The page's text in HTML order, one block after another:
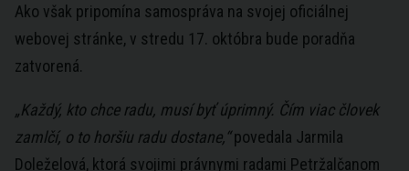
Ako však pripomína samospráva na svojej oficiálnej
webovej stránke, v stredu 17. októbra bude poradňa
zatvorená.
„Každý, kto chce radu, musí byť úprimný. Čím viac človek
zamlčí, o to horšiu radu dostane,“povedala Jarmila
Doleželová, ktorá svojimi právnymi radami Petržalčanom